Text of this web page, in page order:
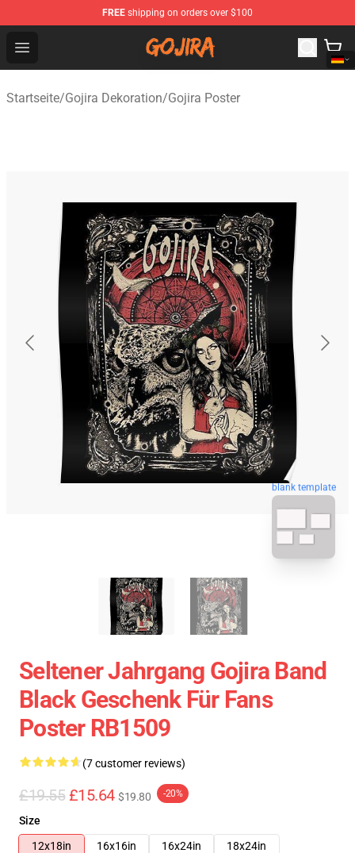
FREE shipping on orders over $100
Open menu
Gojira Shop - Official Gojira Merchandise Store
Startseite/Gojira Dekoration/Gojira Poster
blank template
Seltener Jahrgang Gojira Band
Black Geschenk Für Fans
Poster RB1509
(7 customer reviews)
£19.55 £15.64 $19.80 -20%
Size
12x18in
16x16in 16x24in 18x24in